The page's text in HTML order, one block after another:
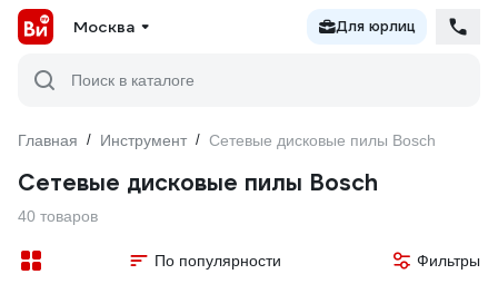
Москва Для юрлиц
Поиск в каталоге
Главная / Инструмент / Сетевые дисковые пилы Bosch
Сетевые дисковые пилы Bosch
40 товаров
По популярности Фильтры